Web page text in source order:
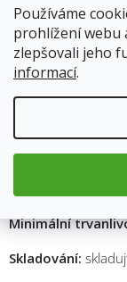
Používáme
prohlížení webu
zlepšovali jeho
informací.
Popis
Složení:ovesné
mouka, cukr,
olivový - KO/
zahušťovadlo:
antioxidanty:
extrakt a
Může obsahovat
Minimální
Skladování: